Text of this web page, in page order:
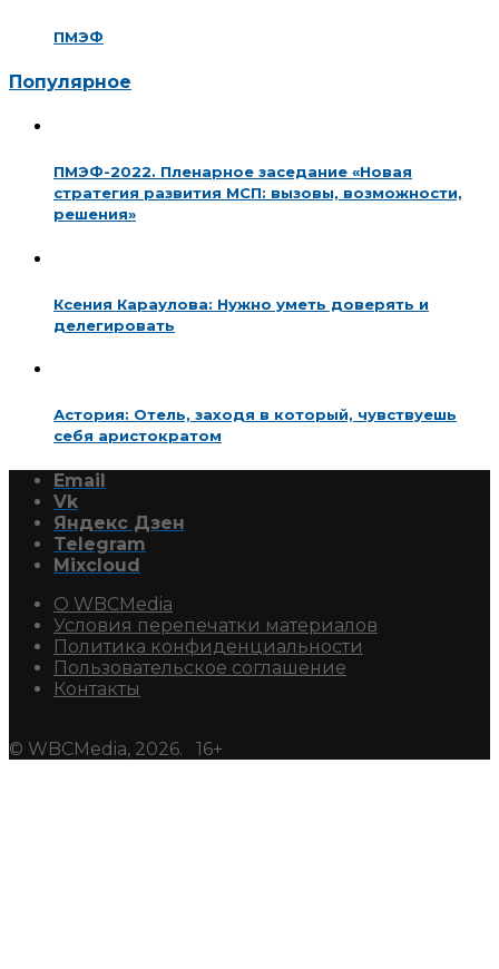
ПМЭФ
Популярное
ПМЭФ-2022. Пленарное заседание «Новая
стратегия развития МСП: вызовы, возможности,
решения»
Ксения Караулова: Нужно уметь доверять и
делегировать
Астория: Отель, заходя в который, чувствуешь
себя аристократом
Email
Vk
Яндекс Дзен
Telegram
Mixcloud
О WBCMedia
Условия перепечатки материалов
Политика конфиденциальности
Пользовательское соглашение
Контакты
© WBCMedia, 2026. 16+